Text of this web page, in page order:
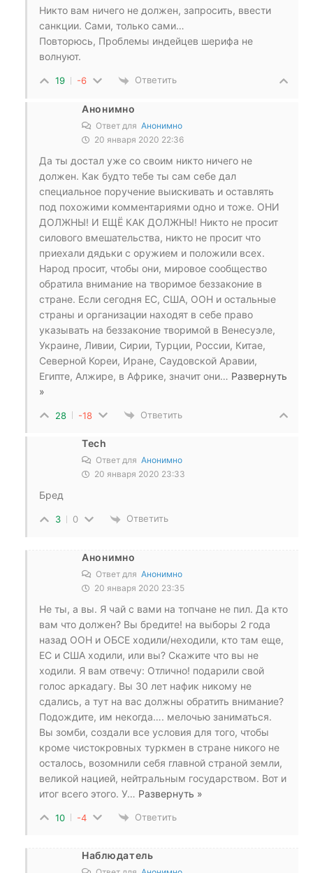
Никто вам ничего не должен, запросить, ввести
санкции. Сами, только сами…
Повторюсь, Проблемы индейцев шерифа не
волнуют.
19 -6 Ответить
Анонимно
Ответ для Анонимно
20 января 2020 22:36
Да ты достал уже со своим никто ничего не
должен. Как будто тебе ты сам себе дал
специальное поручение выискивать и оставлять
под похожими комментариями одно и тоже. ОНИ
ДОЛЖНЫ! И ЕЩЁ КАК ДОЛЖНЫ! Никто не просит
силового вмешательства, никто не просит что
приехали дядьки с оружием и положили всех.
Народ просит, чтобы они, мировое сообщество
обратила внимание на творимое беззаконие в
стране. Если сегодня ЕС, США, ООН и остальные
страны и организации находят в себе право
указывать на беззаконие творимой в Венесуэле,
Украине, Ливии, Сирии, Турции, России, Китае,
Северной Кореи, Иране, Саудовской Аравии,
Египте, Алжире, в Африке, значит они… Развернуть
»
28 -18 Ответить
Tech
Ответ для Анонимно
20 января 2020 23:33
Бред
3 0 Ответить
Анонимно
Ответ для Анонимно
20 января 2020 23:35
Не ты, а вы. Я чай с вами на топчане не пил. Да кто
вам что должен? Вы бредите! на выборы 2 года
назад ООН и ОБСЕ ходили/неходили, кто там еще,
ЕС и США ходили, или вы? Скажите что вы не
ходили. Я вам отвечу: Отлично! подарили свой
голос аркадагу. Вы 30 лет нафик никому не
сдались, а тут на вас должны обратить внимание?
Подождите, им некогда…. мелочью заниматься.
Вы зомби, создали все условия для того, чтобы
кроме чистокровных туркмен в стране никого не
осталось, возомнили себя главной страной земли,
великой нацией, нейтральным государством. Вот и
итог всего этого. У… Развернуть »
10 -4 Ответить
Наблюдатель